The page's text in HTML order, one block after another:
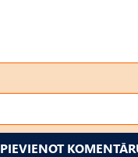
PIEVIENOT